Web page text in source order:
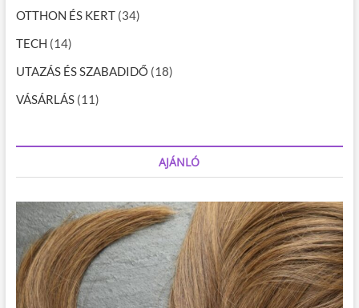
OTTHON ÉS KERT(34)
TECH (14)
UTAZÁS ÉS SZABADIDŐ (18)
VÁSÁRLÁS(11)
AJÁNLÓ